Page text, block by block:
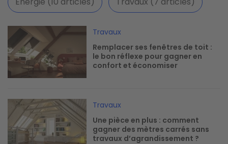
Image
Travaux
Remplacer ses fenêtres de toit :
le bon réflexe pour gagner en
confort et économiser
Image
Travaux
Une pièce en plus : comment
gagner des mètres carrés sans
travaux d’agrandissement ?